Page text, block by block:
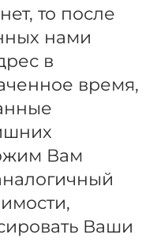
то после
нами
в
время,
Вам
Ваши